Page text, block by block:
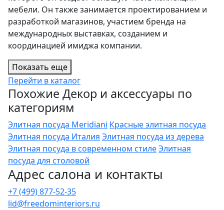
мебели. Он также занимается проектированием и
разработкой магазинов, участием бренда на
международных выставках, созданием и
координацией имиджа компании.
Показать еще
Перейти в каталог
Похожие Декор и аксессуары по
категориям
Элитная посуда Meridiani Красные элитная посуда
Элитная посуда Италия Элитная посуда из дерева
Элитная посуда в современном стилеЭлитная
посуда для столовой
Адрес салона и контакты
+7 (499) 877-52-35
lid@freedominteriors.ru